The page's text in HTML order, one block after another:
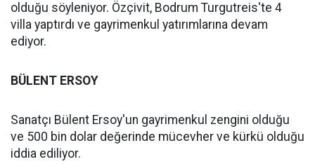
olduğu söyleniyor. Özçivit, Bodrum Turgutreis'te 4
villa yaptırdı ve gayrimenkul yatırımlarına devam
ediyor.
BÜLENT ERSOY
Sanatçı Bülent Ersoy'un gayrimenkul zengini olduğu
ve 500 bin dolar değerinde mücevher ve kürkü olduğu
iddia ediliyor.